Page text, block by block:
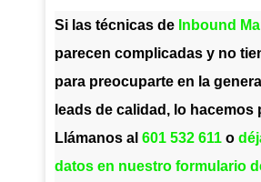
Si las técnicas de Inbound
parecen complicadas y no
para preocuparte en la
leads de calidad, lo hacemos
Llámanos al 601 532 611 o
datos en nuestro formulario